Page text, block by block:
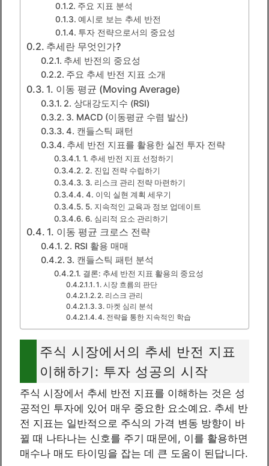
주요 지표 분석
예시로 보는 추세 반전
투자 전략으로서의 중요성
추세란 무엇인가?
추세 반전의 중요성
주요 추세 반전 지표 소개
1. 이동 평균 (Moving Average)
2. 상대강도지수 (RSI)
3. MACD (이동평균 수렴 발산)
4. 캔들스틱 패턴
추세 반전 지표를 활용한 실전 투자 전략
1. 추세 반전 지표 선정하기
2. 진입 전략 수립하기
3. 리스크 관리 전략 마련하기
4. 이익 실현 계획 세우기
5. 지속적인 교육과 정보 업데이트
6. 심리적 요소 관리하기
1. 이동 평균 크로스 전략
2. RSI 활용 매매
3. 캔들스틱 패턴 분석
결론: 추세 반전 지표 활용의 중요성
1. 시장 흐름의 판단
2. 리스크 관리
3. 마켓 심리 분석
4. 전략을 통한 지속적인 학습
주식 시장에서의 추세 반전 지표
이해하기: 투자 성공의 시작
주식 시장에서 추세 반전 지표를 이해하는 것은 성
공적인 투자에 있어 매우 중요한 요소예요. 추세 반
전 지표는 일반적으로 주식의 가격 변동 방향이 바
뀔 때 나타나는 신호를 주기 때문에, 이를 활용하면
매수나 매도 타이밍을 잡는 데 큰 도움이 된답니다.